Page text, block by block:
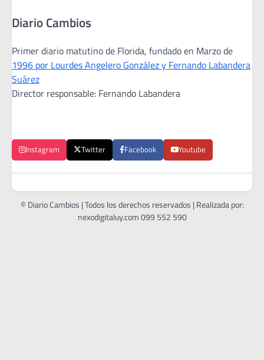
Diario Cambios
Primer diario matutino de Florida, fundado en Marzo de
1996 por Lourdes Angelero González y Fernando Labandera
Suárez
Director responsable: Fernando Labandera
Instagram Twitter Facebook Youtube